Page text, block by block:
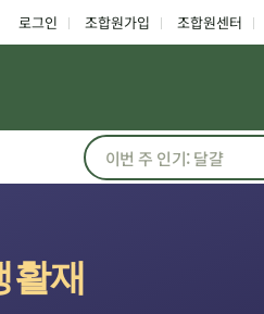
로그인 조합원가입 조합원센터
재